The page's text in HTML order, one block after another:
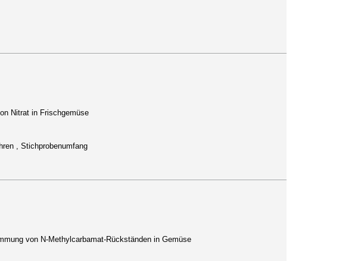
Nitrat in Frischgemüse
, Stichprobenumfang
von N-Methylcarbamat-Rückständen in Gemüse